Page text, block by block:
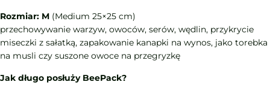
Rozmiar: M (Medium 25×25 cm)
przechowywanie warzyw, owoców, serów, wędlin, przykrycie
miseczki z sałatką, zapakowanie kanapki na wynos, jako torebka
na musli czy suszone owoce na przegryzkę
Jak długo posłuży BeePack?